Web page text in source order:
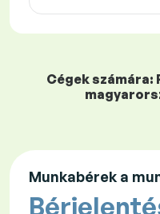
Cégek
Munkabérek a